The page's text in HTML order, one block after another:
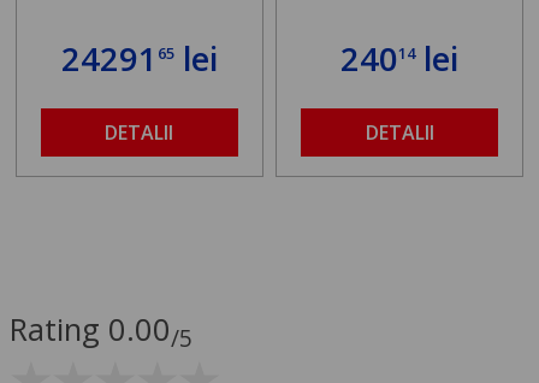
24291 65lei
DETALII
24014lei
DETALII
Rating 0.00/5